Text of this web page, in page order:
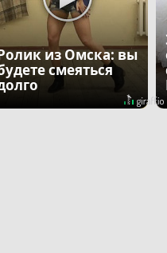
из Омска: вы
смеяться